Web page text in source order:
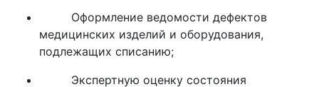
Оформление ведомости дефектов
медицинских изделий и оборудования,
подлежащих списанию;
Экспертную оценку состояния